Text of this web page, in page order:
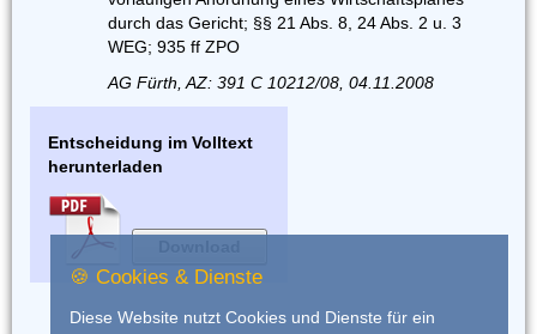
durch das Gericht; §§ 21 Abs. 8, 24 Abs. 2 u. 3
WEG; 935 ff ZPO
AG Fürth, AZ: 391 C 10212/08, 04.11.2008
Entscheidung im Volltext
herunterladen
🍪 Cookies & Dienste
Diese Website nutzt Cookies und Dienste für ein